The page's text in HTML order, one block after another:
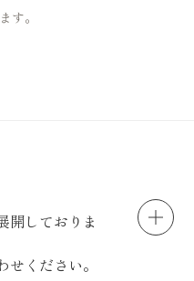
す。
開しておりま
ください。